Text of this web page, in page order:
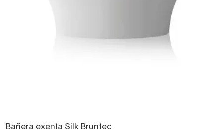
Bañera exenta Silk Bruntec